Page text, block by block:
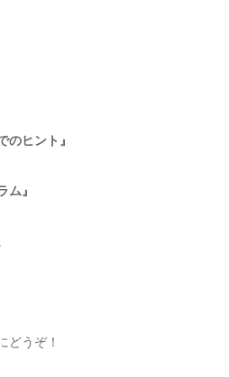
のヒント』
ム』
どうぞ！